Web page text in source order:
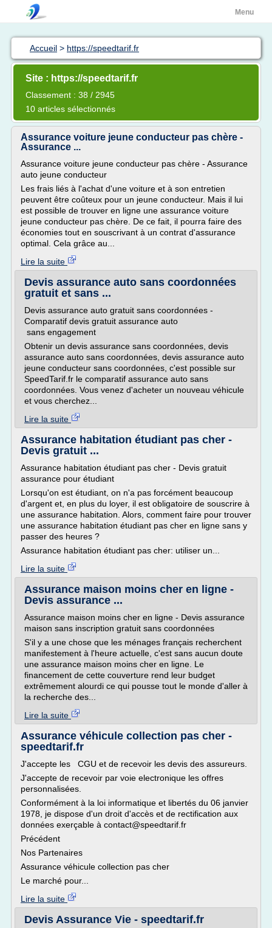
Menu
Accueil > https://speedtarif.fr
Site : https://speedtarif.fr
Classement : 38 / 2945
10 articles sélectionnés
Assurance voiture jeune conducteur pas chère -
Assurance ...
Assurance voiture jeune conducteur pas chère - Assurance
auto jeune conducteur
Les frais liés à l'achat d'une voiture et à son entretien
peuvent être coûteux pour un jeune conducteur. Mais il lui
est possible de trouver en ligne une assurance voiture
jeune conducteur pas chère. De ce fait, il pourra faire des
économies tout en souscrivant à un contrat d'assurance
optimal. Cela grâce au...
Lire la suite
Devis assurance auto sans coordonnées
gratuit et sans ...
Devis assurance auto gratuit sans coordonnées -
Comparatif devis gratuit assurance auto
sans engagement
Obtenir un devis assurance sans coordonnées, devis
assurance auto sans coordonnées, devis assurance auto
jeune conducteur sans coordonnées, c'est possible sur
SpeedTarif.fr le comparatif assurance auto sans
coordonnées. Vous venez d'acheter un nouveau véhicule
et vous cherchez...
Lire la suite
Assurance habitation étudiant pas cher -
Devis gratuit ...
Assurance habitation étudiant pas cher - Devis gratuit
assurance pour étudiant
Lorsqu'on est étudiant, on n'a pas forcément beaucoup
d'argent et, en plus du loyer, il est obligatoire de souscrire à
une assurance habitation. Alors, comment faire pour trouver
une assurance habitation étudiant pas cher en ligne sans y
passer des heures ?
Assurance habitation étudiant pas cher: utiliser un...
Lire la suite
Assurance maison moins cher en ligne -
Devis assurance ...
Assurance maison moins cher en ligne - Devis assurance
maison sans inscription gratuit sans coordonnées
S'il y a une chose que les ménages français recherchent
manifestement à l'heure actuelle, c'est sans aucun doute
une assurance maison moins cher en ligne. Le
financement de cette couverture rend leur budget
extrêmement alourdi ce qui pousse tout le monde d'aller à
la recherche des...
Lire la suite
Assurance véhicule collection pas cher -
speedtarif.fr
J'accepte les CGU et de recevoir les devis des assureurs.
J'accepte de recevoir par voie electronique les offres
personnalisées.
Conformément à la loi informatique et libertés du 06 janvier
1978, je dispose d'un droit d'accès et de rectification aux
données exerçable à contact@speedtarif.fr
Précédent
Nos Partenaires
Assurance véhicule collection pas cher
Le marché pour...
Lire la suite
Devis Assurance Vie - speedtarif.fr